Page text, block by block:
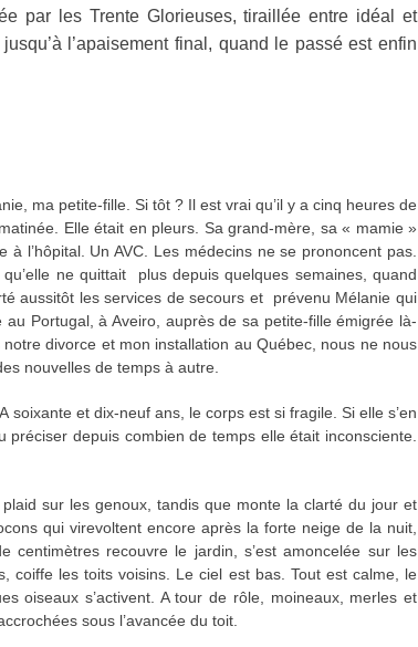
par les Trente Glorieuses, tiraillée entre idéal et
l’apaisement final, quand le passé est enfin
ma petite-fille. Si tôt ? Il est vrai qu’il y a cinq heures de
Elle était en pleurs. Sa grand-mère, sa « mamie »
l’hôpital. Un AVC. Les médecins ne se prononcent pas.
ne quittait plus depuis quelques semaines, quand
aussitôt les services de secours et prévenu Mélanie qui
Portugal, à Aveiro, auprès de sa petite-fille émigrée là-
divorce et mon installation au Québec, nous ne nous
nouvelles de temps à autre.
et dix-neuf ans, le corps est si fragile. Si elle s’en
préciser depuis combien de temps elle était inconsciente.
sur les genoux, tandis que monte la clarté du jour et
qui virevoltent encore après la forte neige de la nuit,
centimètres recouvre le jardin, s’est amoncelée sur les
coiffe les toits voisins. Le ciel est bas. Tout est calme, le
oiseaux s’activent. A tour de rôle, moineaux, merles et
sous l’avancée du toit.